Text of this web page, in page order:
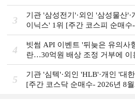
3
기관 '삼성전기'·외인 '삼성물산'·
이닉스' 1위 [주간 코스피 순매수
월3일~8월7일]
4
빗썸 API 이벤트 '뒤늦은 유의사
란…30억원 배상 조정 거부에 이
5
기관 '심텍'·외인 'HLB'·개인 '대
[주간 코스닥 순매수- 2026년 8